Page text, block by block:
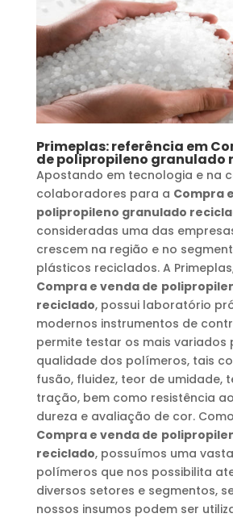
Primeplas: referência em
depolipropileno granulado
Apostando em tecnologia e na
colaboradores para a Compra
polipropileno granulado
consideradas uma das
crescem na região e no
plásticos reciclados. A
Compra e venda de
reciclado, possui laboratório
modernos instrumentos de
permite testar os mais variados
qualidade dos polímeros, tais
fusão, fluidez, teor de umidade,
tração, bem como resistência
dureza e avaliação de cor.
Compra e venda de
reciclado, possuímos uma
polímeros que nos possibilita
diversos setores e segmentos,
nossos insumos podem ser